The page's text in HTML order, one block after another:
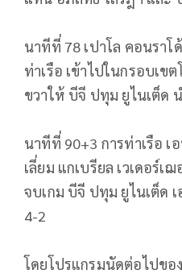
นาทีที่ 78 เปาโล คอนรา
ท่าเรือ เข้าไปในกรอบเ
ขวาให้ บีจี ปทุม ยูไนเต็ด
นาทีที่ 90+3 การท่าเรือ เ
เลี่ยม แกเบรียล เวเดอร์
จบเกม บีจี ปทุม ยูไนเต็ด
4-2
โดยโปรแกรมนัดต่อไปข